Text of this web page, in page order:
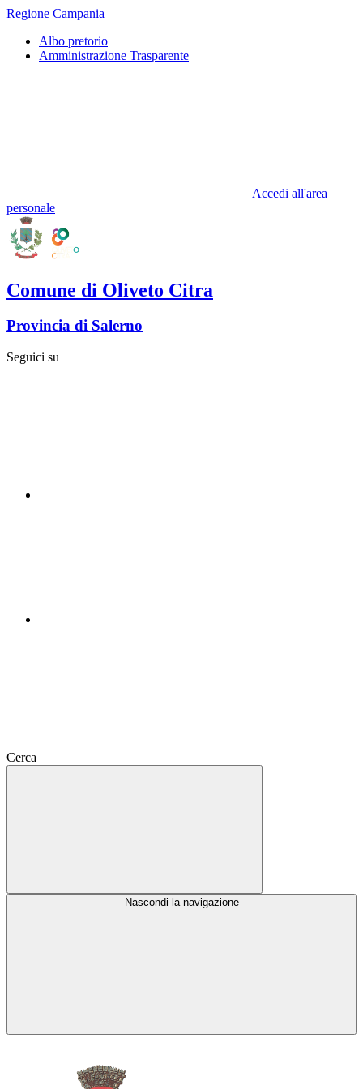
Regione Campania
Albo pretorio
Amministrazione Trasparente
Accedi all'area
personale
Comune di Oliveto Citra
Provincia di Salerno
Seguici su
Cerca
Nascondi la navigazione